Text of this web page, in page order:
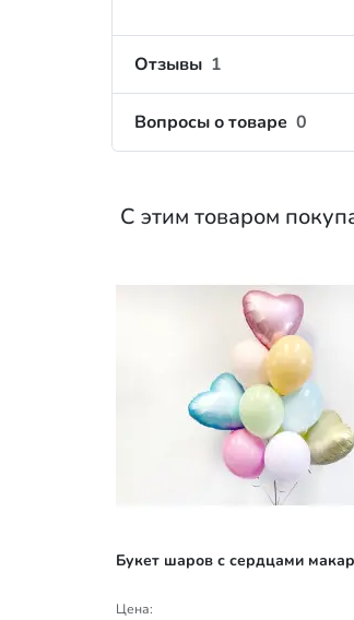
Отзывы 1
Вопросы о товаре 0
С этим товаром
Букет шаров с сердцами
Цена: